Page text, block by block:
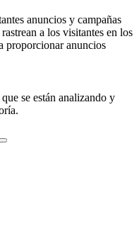
anuncios y campañas
a los visitantes en los
proporcionar anuncios
se están analizando y